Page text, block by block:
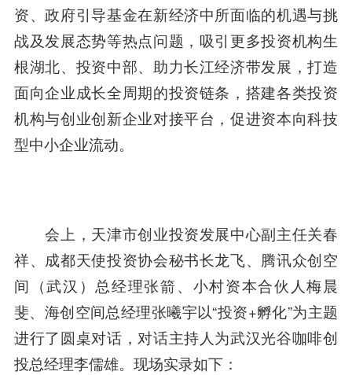
资、政府引导基金在新经济中所面临的机遇与挑
战及发展态势等热点问题，吸引更多投资机构生
根湖北、投资中部、助力长江经济带发展，打造
面向企业成长全周期的投资链条，搭建各类投资
机构与创业创新企业对接平台，促进资本向科技
型中小企业流动。
会上，天津市创业投资发展中心副主任关春
祥、成都天使投资协会秘书长龙飞、腾讯众创空
间（武汉）总经理张箭、小村资本合伙人梅晨
斐、海创空间总经理张曦宇以“投资+孵化”为主题
进行了圆桌对话，对话主持人为武汉光谷咖啡创
投总经理李儒雄。 现场实录如下：